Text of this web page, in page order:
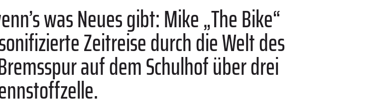
was Neues gibt: Mike „The Bike“
Zeitreise durch die Welt des
auf dem Schulhof über drei